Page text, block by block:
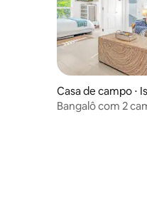
Casa de campo ⋅
Bangalô com 2